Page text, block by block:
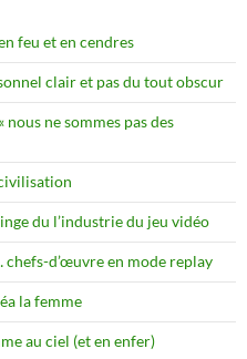
feu et en cendres
clair et pas du tout obscur
nous ne sommes pas des
du l’industrie du jeu vidéo
chefs-d’œuvre en mode replay
la femme
au ciel (et en enfer)